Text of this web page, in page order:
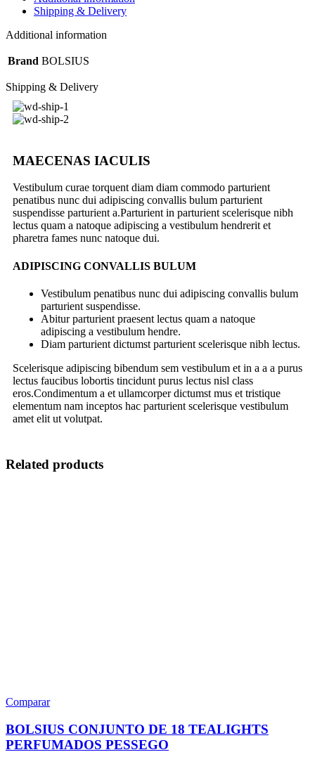
Shipping & Delivery
Additional information
Brand BOLSIUS
Shipping & Delivery
MAECENAS IACULIS
Vestibulum curae torquent diam diam commodo parturient
penatibus nunc dui adipiscing convallis bulum parturient
suspendisse parturient a.Parturient in parturient scelerisque nibh
lectus quam a natoque adipiscing a vestibulum hendrerit et
pharetra fames nunc natoque dui.
ADIPISCING CONVALLIS BULUM
Vestibulum penatibus nunc dui adipiscing convallis bulum
parturient suspendisse.
Abitur parturient praesent lectus quam a natoque
adipiscing a vestibulum hendre.
Diam parturient dictumst parturient scelerisque nibh lectus.
Scelerisque adipiscing bibendum sem vestibulum et in a a a purus
lectus faucibus lobortis tincidunt purus lectus nisl class
eros.Condimentum a et ullamcorper dictumst mus et tristique
elementum nam inceptos hac parturient scelerisque vestibulum
amet elit ut volutpat.
Related products
Comparar
BOLSIUS CONJUNTO DE 18 TEALIGHTS
PERFUMADOS PESSEGO